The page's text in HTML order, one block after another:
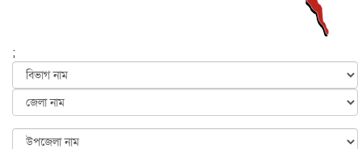
৬ আগস্ট, ২০২৬
জুলাইয়ের কৃতিত্ব নেওয়ার জন্য সবাই প্রতিযোগিতায় নেমেছে :
৬ আগস্ট, ২০২৬
৬ আগস্ট, ২০২৬
;